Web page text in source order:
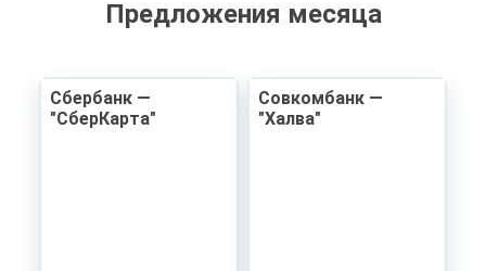
Предложения месяца
Сбербанк —
"СберКарта"
Совкомбанк —
"Халва"